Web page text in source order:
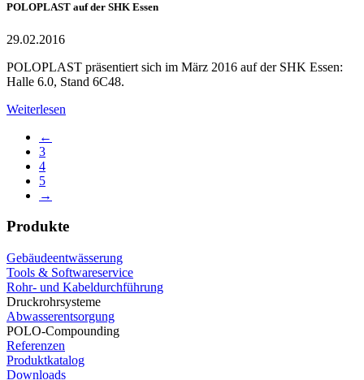
POLOPLAST auf der SHK Essen
29.02.2016
POLOPLAST präsentiert sich im März 2016 auf der SHK Essen:
Halle 6.0, Stand 6C48.
Weiterlesen
←
3
4
5
→
Produkte
Gebäudeentwässerung
Tools & Softwareservice
Rohr- und Kabeldurchführung
Druckrohrsysteme
Abwasserentsorgung
POLO-Compounding
Referenzen
Produktkatalog
Downloads